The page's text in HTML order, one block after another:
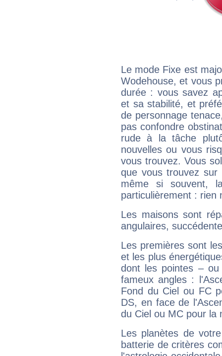
Le mode Fixe est
Wodehouse, et vous
durée : vous savez
et sa stabilité, et
de personnage
pas confondre
rude à la tâche
nouvelles ou vous
vous trouvez. Vous
que vous trouvez
même si souvent,
particulièrement : rien
Les maisons sont
angulaires,
Les premières sont
et les plus
dont les pointes –
fameux angles :
Fond du Ciel ou FC
DS, en face de
du Ciel ou MC pour la
Les planètes de
batterie de critères